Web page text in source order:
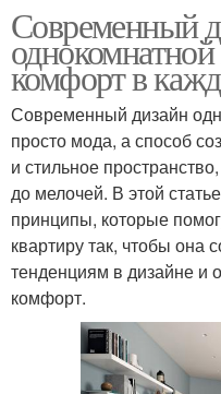
Современный
комфорт в
Современный дизайн
просто мода, а способ
и стильное
до мелочей. В этой
принципы, которые
квартиру так, чтобы она
тенденциям в дизайне и
комфорт.